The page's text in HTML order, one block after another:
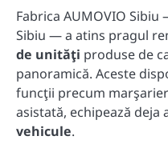
Fabrica AUMOVIO
Sibiu — a atins pragul
de unităţi produse de
panoramică. Aceste
funcţii precum
asistată, echipează deja
vehicule.